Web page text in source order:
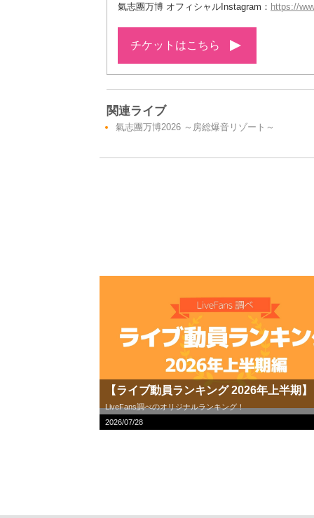
氣志團万博 オフィシャルInstagram： https://
チケットはこちら
関連ライブ
氣志團万博2026 ～房総爆音リゾート～
【ライブ動員ランキング 2026年上半期】
LiveFans調べのオリジナルランキング！
2026/07/28